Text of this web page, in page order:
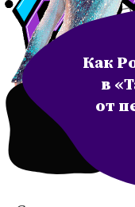
Как
в
от